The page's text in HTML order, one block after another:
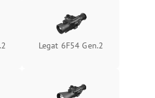
Legat 6F54 Gen.2